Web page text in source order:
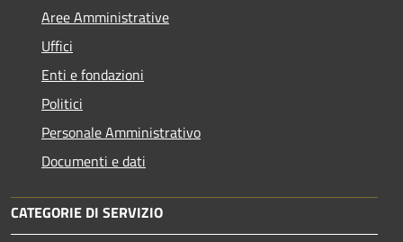
Aree Amministrative
Uffici
Enti e fondazioni
Politici
Personale Amministrativo
Documenti e dati
CATEGORIE DI SERVIZIO